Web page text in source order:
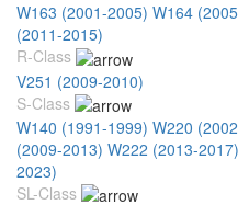
W163 (2001-2005) W164
(2011-2015)
R-Class
V251 (2009-2010)
S-Class
W140 (1991-1999) W220
(2009-2013) W222 (2013-2017)
2023)
SL-Class